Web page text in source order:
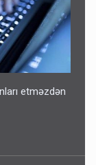
etməzdən